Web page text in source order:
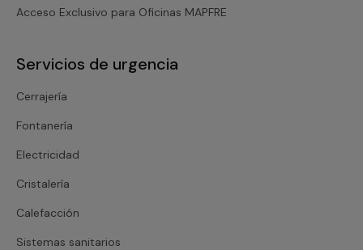
Acceso Exclusivo para Oficinas MAPFRE
Servicios de urgencia
Cerrajería
Fontanería
Electricidad
Cristalería
Calefacción
Sistemas sanitarios